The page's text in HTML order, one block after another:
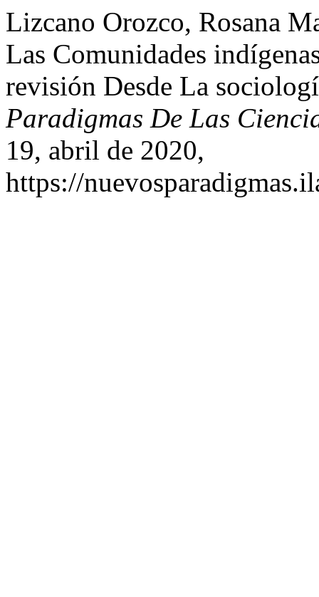
Lizcano Orozco, Rosana
Las Comunidades
revisión Desde La
Paradigmas De Las
19, abril de 2020,
https://